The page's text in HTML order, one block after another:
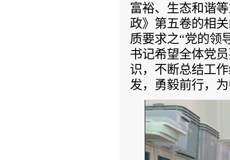
富裕、生态和谐
政》第五卷的相
质要求之“党的领
书记希望全体党
识，不断总结工
发，勇毅前行，